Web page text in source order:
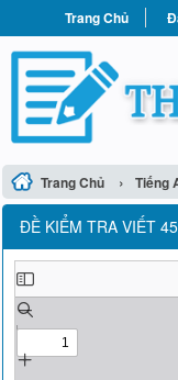
Trang Chủ
Trang Chủ › Tiếng
ĐỀ KIỂM TRA VIẾT